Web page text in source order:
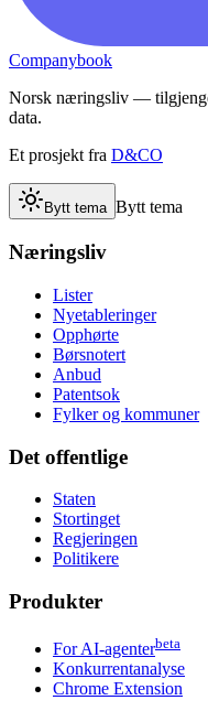
Companybook
Norsk næringsliv —
data.
Et prosjekt fra D&CO
Bytt tema Bytt tema
Næringsliv
Lister
Nyetableringer
Opphørte
Børsnotert
Anbud
Patentsok
Fylker og kommuner
Det offentlige
Staten
Stortinget
Regjeringen
Politikere
Produkter
For AI-agenterbeta
Konkurrentanalyse
Chrome Extension